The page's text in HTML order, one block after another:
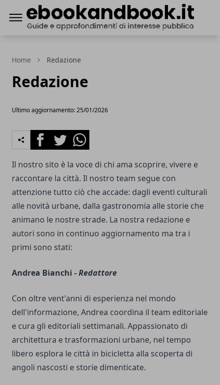
Home Redazione
Redazione
Ultimo aggiornamento: 25/01/2026
FacebookTwitterWhatsapp
Il nostro sito è la voce di chi ama scoprire, vivere e
raccontare la città. Il nostro team segue con
attenzione tutto ciò che accade: dagli eventi culturali
alle novità urbane, dalla gastronomia alle storie che
animano le nostre strade. La nostra redazione e
autori sono in continuo aggiornamento ma tra i
primi sono stati:
Andrea Bianchi -Redattore
Con oltre vent'anni di esperienza nel mondo
dell'informazione, Andrea coordina il team editoriale
e cura gli editoriali settimanali. Appassionato di
architettura e trasformazioni urbane, nel tempo
libero esplora le città in bicicletta alla scoperta di
angoli nascosti e storie dimenticate.